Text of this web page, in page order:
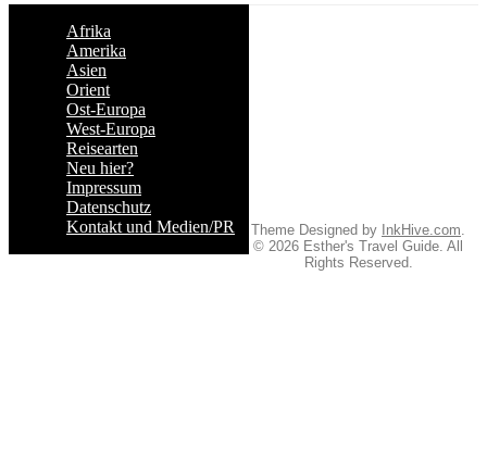
Afrika
Amerika
Asien
Orient
Ost-Europa
West-Europa
Reisearten
Neu hier?
Impressum
Datenschutz
Kontakt und Medien/PR
Theme Designed by InkHive.com.
© 2026 Esther's Travel Guide. All
Rights Reserved.